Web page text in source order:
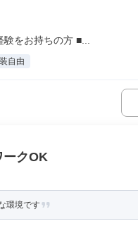
をお持ちの方 ■...
自由
ークOK
環境です